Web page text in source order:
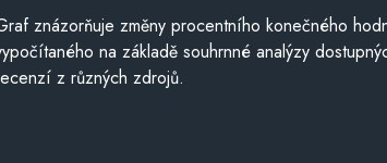
znázorňuje změny procentního konečného
na základě souhrnné analýzy
z různých zdrojů.